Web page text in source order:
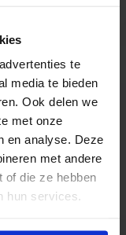
te
media te bieden
Ook delen we
met onze
en analyse. Deze
met andere
of die ze hebben
hun services.